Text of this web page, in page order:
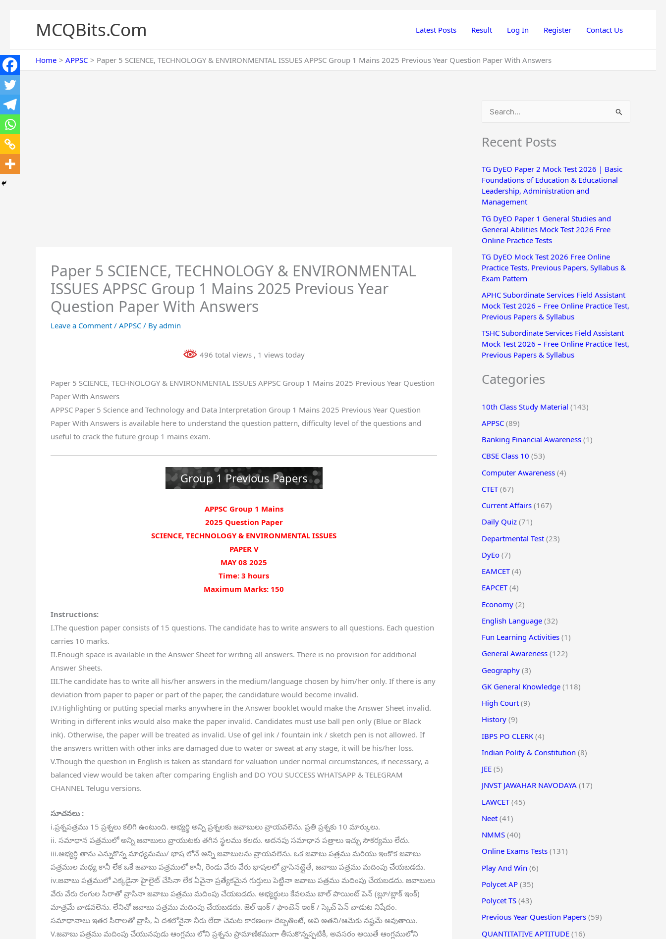
MCQBits.Com Latest Posts Result Log In Register Contact Us
Home APPSC Paper 5 SCIENCE, TECHNOLOGY & ENVIRONMENTAL ISSUES APPSC Group 1 Mains 2025 Previous Year Question Paper With Answers
Paper 5 SCIENCE, TECHNOLOGY & ENVIRONMENTAL
ISSUES APPSC Group 1 Mains 2025 Previous Year
Question Paper With Answers
Leave a Comment / APPSC / By admin
496 total views , 1 views today
Paper 5 SCIENCE, TECHNOLOGY & ENVIRONMENTAL ISSUES APPSC Group 1 Mains 2025 Previous Year Question
Paper With Answers
APPSC Paper 5 Science and Technology and Data Interpretation Group 1 Mains 2025 Previous Year Question
Paper With Answers is available here to understand the question pattern, difficulty level of the questions and
useful to crack the future group 1 mains exam.
Group 1 Previous Papers
APPSC Group 1 Mains
2025 Question Paper
SCIENCE, TECHNOLOGY & ENVIRONMENTAL ISSUES
PAPER V
MAY 08 2025
Time: 3 hours
Maximum Marks: 150
Instructions:
I.The question paper consists of 15 questions. The candidate has to write answers to all questions. Each question
carries 10 marks.
II.Enough space is available in the Answer Sheet for writing all answers. There is no provision for additional
Answer Sheets.
III.The candidate has to write all his/her answers in the medium/language chosen by him/her only. If there is any
deviation from paper to paper or part of the paper, the candidature would become invalid.
IV.Highlighting or putting special marks anywhere in the Answer booklet would make the Answer Sheet invalid.
Writing in different inks would also make the paper invalid. Candidates must use ball pen only (Blue or Black
ink). Otherwise, the paper will be treated as invalid. Use of gel ink / fountain ink / sketch pen is not allowed. If
the answers written with other inks are damaged due to water or sweat at any stage, it will be his/her loss.
V.Though the question in English is taken as standard for valuation under normal circumstances, if necessary, a
balanced view would be taken after comparing English and DO YOU SUCCESS WHATSAPP & TELEGRAM
CHANNEL Telugu versions.
సూచనలు :
i.ప్రశ్నపత్రము 15 ప్రశ్నలు కలిగి ఉంటుంది. అభ్యర్థి అన్ని ప్రశ్నలకు జవాబులు వ్రాయవలెను. ప్రతి ప్రశ్నకు 10 మార్కులు.
ii. సమాధాన పత్రములో అన్ని జవాబులు వ్రాయుటకు తగిన స్థలము కలదు. అదనపు సమాధాన పత్రాలు ఇచ్చు సౌకర్యము లేదు.
iii.అభ్యర్థి తాను ఎన్నుకొన్న మాధ్యమము/ భాష లోనే అన్ని జవాబులను వ్రాయవలెను. ఒక జవాబు పత్రము మరియు ఇంకొక జవాబు
పత్రముల మధ్య కానీ లేక ఒకే జవాబు పత్రములో కానీ, రెండు వేరు వేరు భాషలలో వ్రాసినట్లైతే, జవాబు పత్రము మదింపు చేయబడదు.
iv.జవాబు పత్రములో ఎక్కడైనా హైలైట్ చేసినా లేక ఏవైనా ప్రత్యేకమైన గుర్తులు పెట్టినా జవాబు పత్రము మదింపు చేయబడదు. జవాబులు
వేరు వేరు రంగుల సిరాతో వ్రాసినా జవాబు పత్రము మదింపు చేయబడదు. అభ్యర్థులు కేవలము బాల్ పాయింట్ పెన్ (బ్లూ/బ్లాక్ ఇంక్)
మాత్రమే వాడవలెను. లేనిచో జవాబు పత్రము మదింపు చేయబడదు. జెల్ ఇంక్ / ఫౌంటెన్ ఇంక్ / స్కెచ్ పెన్ వాడుట నిషేదం.
సమాధానాలు ఇతర సిరాలతో వ్రాసి, ఏ దశలోనైనా నీరు లేదా చెమట కారణంగా దెబ్బతింటే, అవి అతని/ఆమెకు నష్టమే అవుతాయి.
V.జవాబు పత్రము మదింపు చేయునపుడు ఆంగ్లము లోని ప్రశ్నను ప్రామాణికముగా తీసుకొన్నప్పటికీ, అవసరం అయితే ఆంగ్లములోని
a
c
h
f
o
r
Recent Posts
TG DyEO Paper 2 Mock Test 2026 | Basic
Foundations of Education & Educational
Leadership, Administration and
Management
TG DyEO Paper 1 General Studies and
General Abilities Mock Test 2026 Free
Online Practice Tests
TG DyEO Mock Test 2026 Free Online
Practice Tests, Previous Papers, Syllabus &
Exam Pattern
APHC Subordinate Services Field Assistant
Mock Test 2026 – Free Online Practice Test,
Previous Papers & Syllabus
TSHC Subordinate Services Field Assistant
Mock Test 2026 – Free Online Practice Test,
Previous Papers & Syllabus
Categories
10th Class Study Material (143)
APPSC (89)
Banking Financial Awareness (1)
CBSE Class 10 (53)
Computer Awareness (4)
CTET(67)
Current Affairs (167)
Daily Quiz (71)
Departmental Test (23)
DyEo (7)
EAMCET(4)
EAPCET(4)
Economy (2)
English Language (32)
Fun Learning Activities (1)
General Awareness (122)
Geography (3)
GK General Knowledge (118)
High Court (9)
History (9)
IBPS PO CLERK (4)
Indian Polity & Constitution (8)
JEE (5)
JNVST JAWAHAR NAVODAYA (17)
LAWCET(45)
Neet (41)
NMMS (40)
Online Exams Tests (131)
Play And Win (6)
Polycet AP (35)
Polycet TS (43)
Previous Year Question Papers (59)
QUANTITATIVE APTITUDE (16)